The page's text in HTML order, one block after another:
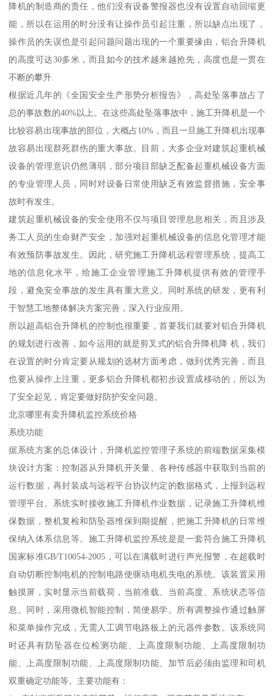
降机的制造商的责任，他们没有设备警报器也没有设置自动回缩更
能，所以在运用的时分没有让操作员引起注重，所以缺点出现了，
操作员的失误也是引起问题问题出现的一个重要缘由，铝合升降机
的高度可达30多米，而且如今的技术越来越抢先，高度也是一贯在
不断的攀升.
根据近几年的《全国安全生产形势分析报告》，高处坠落事故占了
总的事故数的40%以上。在这些高处坠落事故中，施工升降机是一个
比较容易出现事故的部位，大概占10%，而且一旦施工升降机出现事
故容易出现群死群伤的重大事故。目前，大多企业对建筑起重机械
设备的管理意识仍然薄弱，部分项目部缺乏配备起重机械设备方面
的专业管理人员，同时对设备日常使用缺乏有效监督措施，安全事
故时有发生。
建筑起重机械设备的安全使用不仅与项目管理息息相关，而且涉及
务工人员的生命财产安全，加强对起重机械设备的信息化管理才能
有效预防事故发生。因此，研究施工升降机远程管理系统，提高工
地的信息化水平，给施工企业管理施工升降机提供有效的管理手
段，避免安全事故的发生具有重大意义。同时系统的研发，更有利
于智慧工地整体解决方案完善，深入行业应用。
所以超高铝合升降机的控制也很重要，首要我们就要对铝合升降机
的规划进行改善，如今运用的就是剪叉式的铝合升降机降 机，我们
在设置的时分肯定要从规划的选材方面考虑，做到优秀完善，而且
也要从操作上注重，更多铝合升降机都初步设置成移动的，所以为
了安全起见，肯定要做好防护安全问题。
北京哪里有卖升降机监控系统价格
系统功能
据系统方案的总体设计，升降机监控管理子系统的前端数据采集模
块设计方案：控制器从升降机开关量、各种传感器中获取到当前的
运行数据，再封装成与远程平台协议约定的数据格式，上报到远程
管理平台。系统实时接收施工升降机作业数据，记录施工升降机维
保数据，整机复检和防坠器维保到期提醒，把施工升降机的日常维
保纳入体系信息等。施工升降机监控系统是是一套符合施工升降机
国家标准GB/T10054-2005，可以在满载时进行声光报警，在超载时
自动切断控制电机的控制电路使驱动电机失电的系统。该装置采用
触摸屏，实时显示当前载荷，当前准载、当前高度、系统状态等信
息。同时，采用微机智能控制，简便易学。所有调整操作通过触屏
和菜单操作完成，无需人工调节电路板上的元器件参数。该系统同
时还具有防坠器在位检测功能、上高度限制功能、上高度限制功
能、上高度限制功能、上高度限制功能、加节后必须由监理和司机
双重确定功能等。主要功能有：